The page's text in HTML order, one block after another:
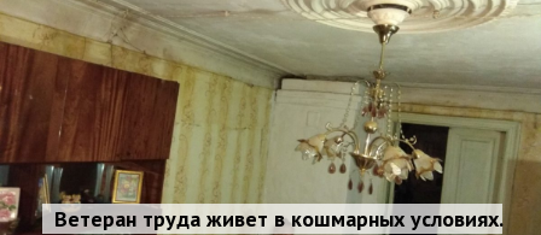
Ветеран труда живет в кошмарных условиях.